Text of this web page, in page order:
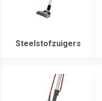
Steelstofzuigers